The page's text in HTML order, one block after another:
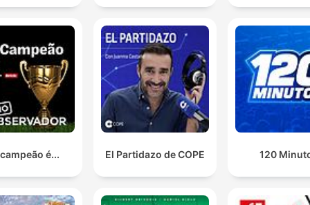
é... El Partidazo de COPE 120